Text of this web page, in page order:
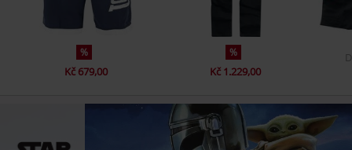
%
Kč 679,00
%
Kč 1.229,00